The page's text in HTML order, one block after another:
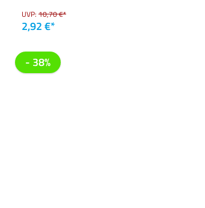
UVP: 10,70 €*
2,92 €*
- 38%